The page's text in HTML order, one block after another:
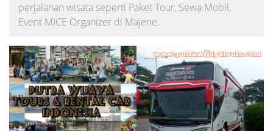
perjalanan wisata seperti Paket Tour, Sewa Mobil,
Event MICE Organizer di Majene.